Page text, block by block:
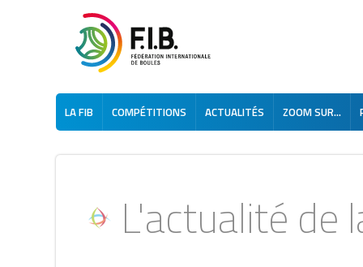
LA FIB COMPÉTITIONS ACTUALITÉS ZOOM SUR...
L'actualité de